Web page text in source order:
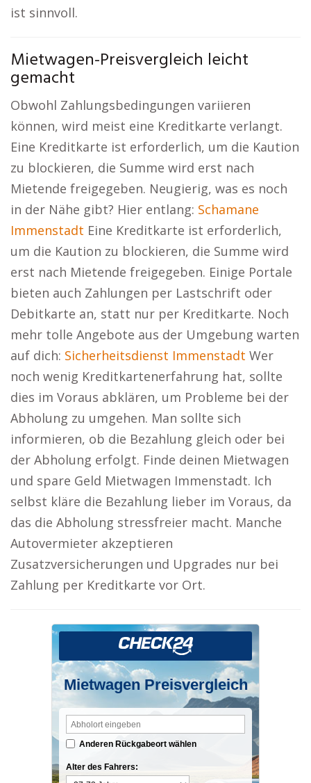
ist sinnvoll.
Mietwagen-Preisvergleich leicht
gemacht
Obwohl Zahlungsbedingungen variieren
können, wird meist eine Kreditkarte verlangt.
Eine Kreditkarte ist erforderlich, um die Kaution
zu blockieren, die Summe wird erst nach
Mietende freigegeben. Neugierig, was es noch
in der Nähe gibt? Hier entlang: Schamane
Immenstadt Eine Kreditkarte ist erforderlich,
um die Kaution zu blockieren, die Summe wird
erst nach Mietende freigegeben. Einige Portale
bieten auch Zahlungen per Lastschrift oder
Debitkarte an, statt nur per Kreditkarte. Noch
mehr tolle Angebote aus der Umgebung warten
auf dich: Sicherheitsdienst Immenstadt Wer
noch wenig Kreditkartenerfahrung hat, sollte
dies im Voraus abklären, um Probleme bei der
Abholung zu umgehen. Man sollte sich
informieren, ob die Bezahlung gleich oder bei
der Abholung erfolgt. Finde deinen Mietwagen
und spare Geld Mietwagen Immenstadt. Ich
selbst kläre die Bezahlung lieber im Voraus, da
das die Abholung stressfreier macht. Manche
Autovermieter akzeptieren
Zusatzversicherungen und Upgrades nur bei
Zahlung per Kreditkarte vor Ort.
Mietwagen Preisvergleich
Anderen Rückgabeort wählen
Alter des Fahrers: